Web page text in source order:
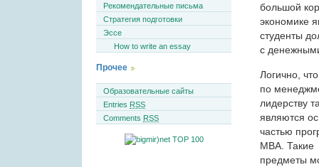
большой
экономике
студенты
с
Логично,
по
лидерству
являются
частью
MBA. Такие
предметы
Рекомендательные письма
Стратегия подготовки
Эссе
How to write an essay
Прочее
Образовательные сайты
Entries RSS
Comments RSS